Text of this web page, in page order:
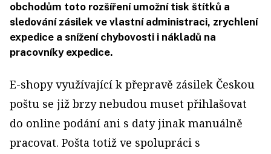
obchodům toto rozšíření umožní tisk štítků a
sledování zásilek ve vlastní administraci, zrychlení
expedice a snížení chybovosti i nákladů na
pracovníky expedice.
E-shopy využívající k přepravě zásilek Českou
poštu se již brzy nebudou muset přihlašovat
do online podání ani s daty jinak manuálně
pracovat. Pošta totiž ve spolupráci s